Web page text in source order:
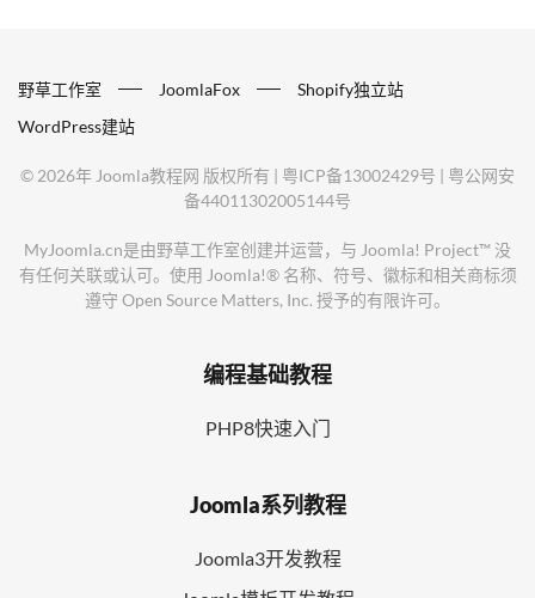
野草工作室 JoomlaFox
Shopify独立站
WordPress建站
© 2026年 Joomla教程网 版权所有 | 粤ICP备13002429号 | 粤公网安
备44011302005144号
MyJoomla.cn是由野草工作室创建并运营，与 Joomla! Project™ 没
有任何关联或认可。使用 Joomla!® 名称、符号、徽标和相关商标须
遵守 Open Source Matters, Inc. 授予的有限许可。
编程基础教程
PHP8快速入门
Joomla系列教程
Joomla3开发教程